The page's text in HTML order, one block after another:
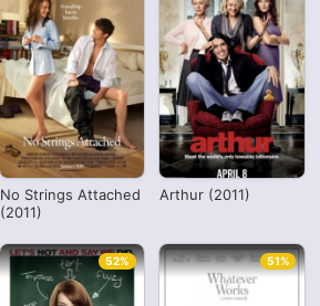
No Strings Attached
(2011)
Arthur (2011)
52% 51%